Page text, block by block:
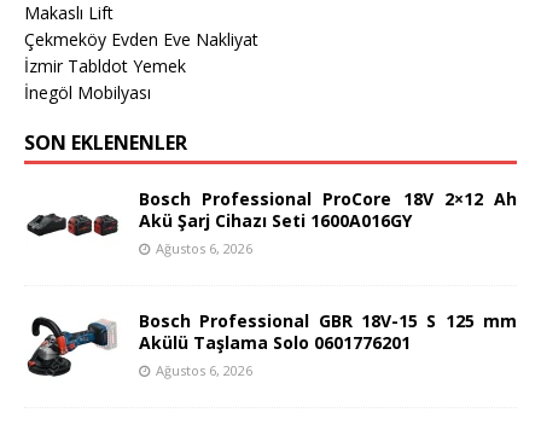
Makaslı Lift
Çekmeköy Evden Eve Nakliyat
İzmir Tabldot Yemek
İnegöl Mobilyası
SON EKLENENLER
Bosch Professional ProCore 18V 2×12 Ah
Akü Şarj Cihazı Seti 1600A016GY
Ağustos 6, 2026
Bosch Professional GBR 18V-15 S 125 mm
Akülü Taşlama Solo 0601776201
Ağustos 6, 2026